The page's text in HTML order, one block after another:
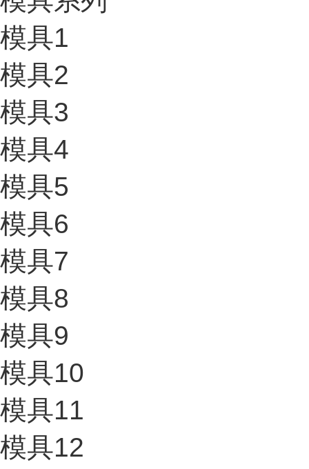
模具1
模具2
模具3
模具4
模具5
模具6
模具7
模具8
模具9
模具10
模具11
模具12